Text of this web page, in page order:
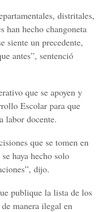
distritales,
han hecho changoneta
siente un precedente,
antes”, sentenció
que se apoyen y
Escolar para que
labor docente.
que se tomen en
haya hecho solo
dijo.
publique la lista de los
manera ilegal en